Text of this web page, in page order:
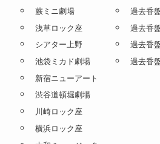
蕨ミニ劇場
浅草ロック座
シアター上野
池袋ミカド劇場
新宿ニューアート
渋谷道頓堀劇場
川崎ロック座
横浜ロック座
過去香
過去香
過去香
過去香